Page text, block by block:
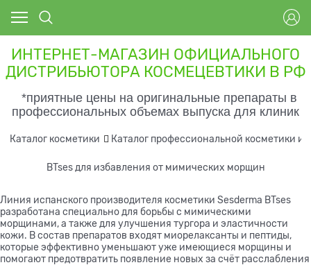
ИНТЕРНЕТ-МАГАЗИН ОФИЦИАЛЬНОГО
ДИСТРИБЬЮТОРА КОСМЕЦЕВТИКИ В РФ
*приятные цены на оригинальные препараты в
профессиональных объемах выпуска для клиник
Каталог косметики Каталог профессиональной косметики и
BTses для избавления от мимических морщин
Линия испанского производителя косметики Sesderma BTses
разработана специально для борьбы с мимическими
морщинами, а также для улучшения тургора и эластичности
кожи. В состав препаратов входят миорелаксанты и пептиды,
которые эффективно уменьшают уже имеющиеся морщины и
помогают предотвратить появление новых за счёт расслабления